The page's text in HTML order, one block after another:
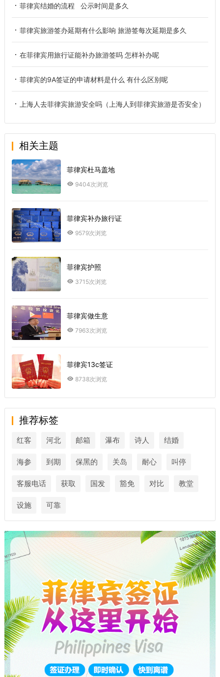
菲律宾结婚的流程 公示时间是多久
菲律宾旅游签办延期有什么影响 旅游签每次延期是多久
在菲律宾用旅行证能补办旅游签吗 怎样补办呢
菲律宾的9A签证的申请材料是什么 有什么区别呢
上海人去菲律宾旅游安全吗（上海人到菲律宾旅游是否安全）
相关主题
菲律宾杜马盖地
9404次浏览
菲律宾补办旅行证
9579次浏览
菲律宾护照
3715次浏览
菲律宾做生意
7963次浏览
菲律宾13c签证
8738次浏览
推荐标签
红客 河北 邮箱 瀑布 诗人 结婚
海参 到期 保黑的 关岛 耐心 叫停
客服电话 获取 国发 豁免 对比 教堂
设施 可靠